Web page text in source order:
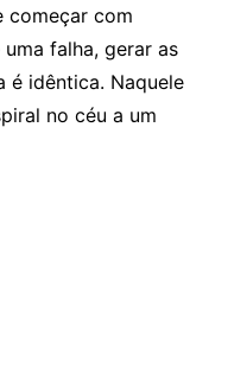
começar com
falha, gerar as
é idêntica. Naquele
no céu a um